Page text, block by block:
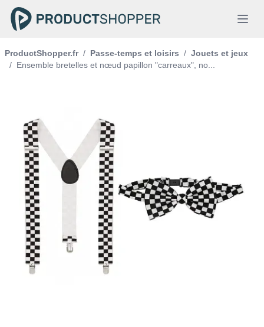
ProductShopper.fr / Passe-temps et loisirs / Jouets et jeux
/ Ensemble bretelles et nœud papillon "carreaux", no...